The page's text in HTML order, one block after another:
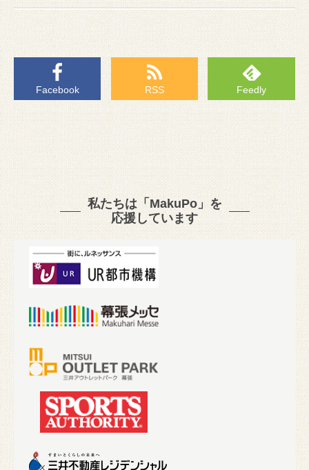
Facebook RSS Feedly
私たちは「MakuPo」を
応援しています